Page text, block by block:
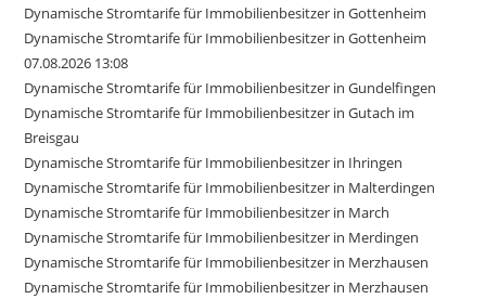
Dynamische Stromtarife für Immobilienbesitzer in Gottenheim
Dynamische Stromtarife für Immobilienbesitzer in Gottenheim
07.08.2026 13:08
Dynamische Stromtarife für Immobilienbesitzer in Gundelfingen
Dynamische Stromtarife für Immobilienbesitzer in Gutach im
Breisgau
Dynamische Stromtarife für Immobilienbesitzer in Ihringen
Dynamische Stromtarife für Immobilienbesitzer in Malterdingen
Dynamische Stromtarife für Immobilienbesitzer in March
Dynamische Stromtarife für Immobilienbesitzer in Merdingen
Dynamische Stromtarife für Immobilienbesitzer in Merzhausen
Dynamische Stromtarife für Immobilienbesitzer in Merzhausen